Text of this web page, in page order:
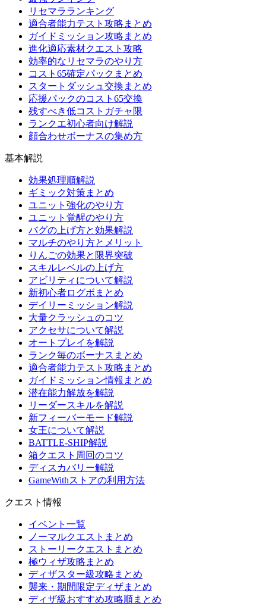
リセマラランキング
適合者能力テスト攻略まとめ
ガイドミッション攻略まとめ
進化適応素材クエスト攻略
効率的なリセマラのやり方
コスト65確定パックまとめ
スタートダッシュ交換まとめ
応援パックのコスト65交換
残すべき低コストガチャ限
ランクエ初心者向け解説
顔合わせボーナスの集め方
基本解説
効果処理順解説
ギミック対策まとめ
ユニット強化のやり方
ユニット覚醒のやり方
バグの上げ方と効果解説
マルチのやり方とメリット
りんごの効果と限界突破
スキルレベルの上げ方
アビリティについて解説
新初心者ログボまとめ
デイリーミッション解説
大量クラッシュのコツ
アクセサについて解説
オートプレイを解説
ランク毎のボーナスまとめ
適合者能力テスト攻略まとめ
ガイドミッション情報まとめ
潜在能力解放を解説
リーダースキルを解説
新フィーバーモード解説
女王について解説
BATTLE-SHIP解説
箱クエスト周回のコツ
ディスカバリー解説
GameWithストアの利用方法
クエスト情報
イベント一覧
ノーマルクエストまとめ
ストーリークエストまとめ
極ウィザ攻略まとめ
ディザスター級攻略まとめ
襲来・期間限定ディザまとめ
ディザ級おすすめ攻略順まとめ